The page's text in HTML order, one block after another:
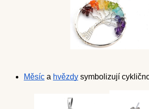
Měsíc a hvězdy symbolizují